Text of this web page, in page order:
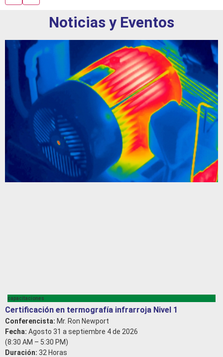
Noticias y Eventos
capacitaciones
Certificación en termografía infrarroja Nivel 1
Conferencista: Mr. Ron Newport
Fecha: Agosto 31 a septiembre 4 de 2026
(8:30 AM – 5:30 PM)
Duración: 32 Horas